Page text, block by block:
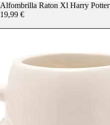
Alfombrilla Raton Xl Harry Potter
19,99 €